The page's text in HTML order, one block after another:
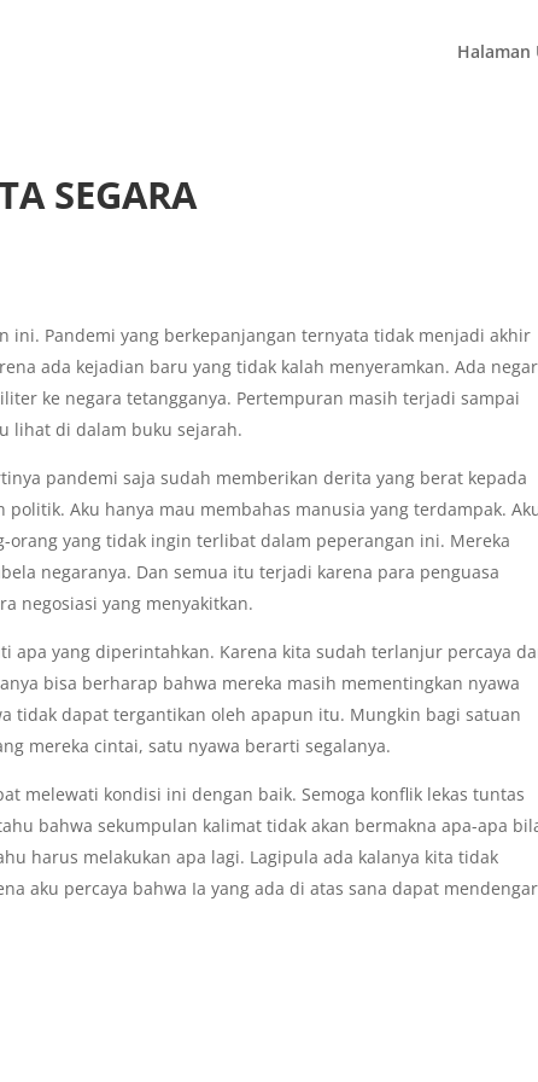
Halaman
SEGARA
ini. Pandemi yang berkepanjangan ternyata tidak menjadi akhir
ada kejadian baru yang tidak kalah menyeramkan. Ada
ke negara tetangganya. Pertempuran masih terjadi sampai
lihat di dalam buku sejarah.
pandemi saja sudah memberikan derita yang berat kepada
Aku hanya mau membahas manusia yang terdampak.
orang yang tidak ingin terlibat dalam peperangan ini. Mereka
negaranya. Dan semua itu terjadi karena para penguasa
negosiasi yang menyakitkan.
apa yang diperintahkan. Karena kita sudah terlanjur percaya
bisa berharap bahwa mereka masih mementingkan nyawa
tidak dapat tergantikan oleh apapun itu. Mungkin bagi satuan
mereka cintai, satu nyawa berarti segalanya.
melewati kondisi ini dengan baik. Semoga konflik lekas tuntas
bahwa sekumpulan kalimat tidak akan bermakna apa-apa
harus melakukan apa lagi. Lagipula ada kalanya kita tidak
aku percaya bahwa Ia yang ada di atas sana dapat mendengar